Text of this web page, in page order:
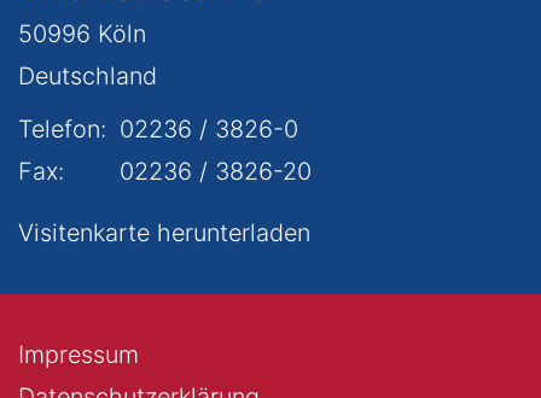
50996 Köln
Deutschland
Telefon: 02236 / 3826-0
Fax:
02236 / 3826-20
Visitenkarte herunterladen
Impressum